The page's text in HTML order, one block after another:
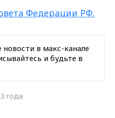
Федерации РФ.
в макс-канале
и будьте в
года